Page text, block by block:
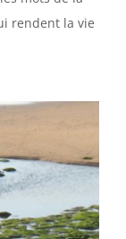
rendent la vie